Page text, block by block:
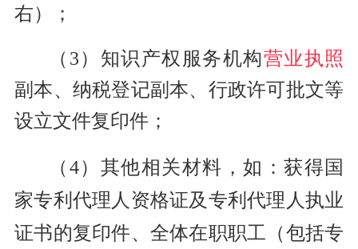
右）；
（3）知识产权服务机构营业执照
副本、纳税登记副本、行政许可批文等
设立文件复印件；
（4）其他相关材料，如：获得国
家专利代理人资格证及专利代理人执业
证书的复印件、全体在职职工（包括专